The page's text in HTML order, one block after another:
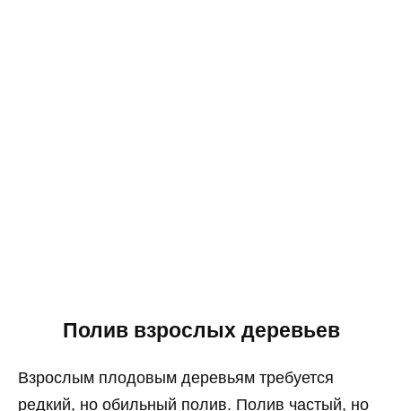
Полив взрослых деревьев
Взрослым плодовым деревьям требуется
редкий, но обильный полив. Полив частый, но